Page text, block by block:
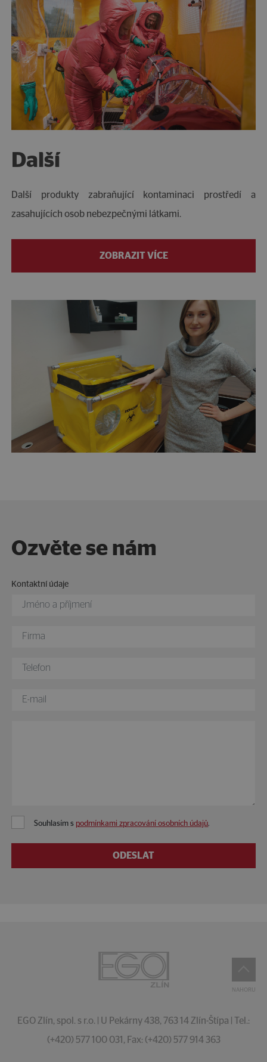
Další
Další produkty zabraňující kontaminaci prostředí a
zasahujících osob nebezpečnými látkami.
ZOBRAZIT VÍCE
Ozvěte se nám
Kontaktní údaje
Souhlasím s podmínkami zpracování osobních údajů.
ODESLAT
EGO Zlín, spol. s r.o. | U Pekárny 438, 763 14 Zlín-Štípa | Tel.:
(+420) 577 100 031, Fax: (+420) 577 914 363
NAHORU